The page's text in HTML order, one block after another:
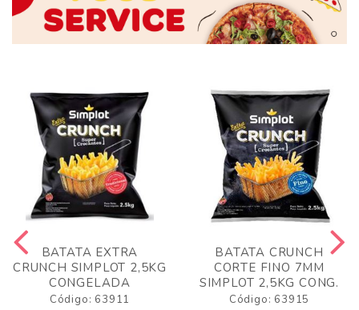
BATATA EXTRA
CRUNCH SIMPLOT 2,5KG
CONGELADA
Código: 63911
BATATA CRUNCH
CORTE FINO 7MM
SIMPLOT 2,5KG CONG.
Código: 63915